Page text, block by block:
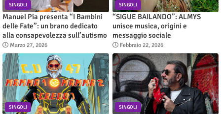
SINGOLI
Manuel Pia presenta “I Bambini
delle Fate”: un brano dedicato
alla consapevolezza sull’autismo
Marzo 27, 2026
SINGOLI
“SIGUE BAILANDO”: ALMYS
unisce musica, origini e
messaggio sociale
Febbraio 22, 2026
SINGOLI SINGOLI